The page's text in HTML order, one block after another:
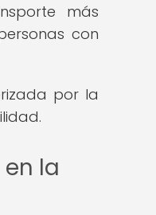
más
con
por la
la